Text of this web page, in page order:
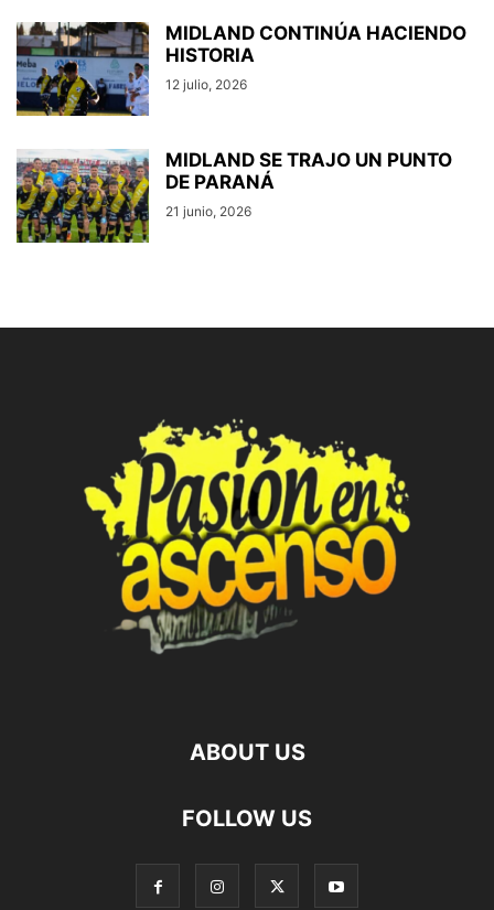
MIDLAND CONTINÚA HACIENDO
HISTORIA
12 julio, 2026
MIDLAND SE TRAJO UN PUNTO
DE PARANÁ
21 junio, 2026
ABOUT US
FOLLOW US